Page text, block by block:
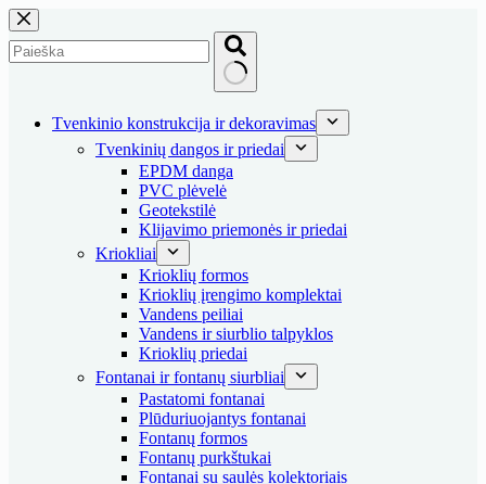
Skip
to
content
results Tvenkinio konstrukcija ir dekoravimas
Tvenkinių dangos ir priedai
EPDM danga
PVC plėvelė
Geotekstilė
Klijavimo priemonės ir priedai
Kriokliai
Krioklių formos
Krioklių įrengimo komplektai
Vandens peiliai
Vandens ir siurblio talpyklos
Krioklių priedai
Fontanai ir fontanų siurbliai
Pastatomi fontanai
Plūduriuojantys fontanai
Fontanų formos
Fontanų purkštukai
Fontanai su saulės kolektoriais